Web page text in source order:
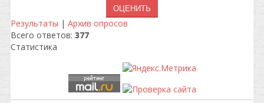
Результаты | Архив опросов
Всего ответов: 377
Статистика